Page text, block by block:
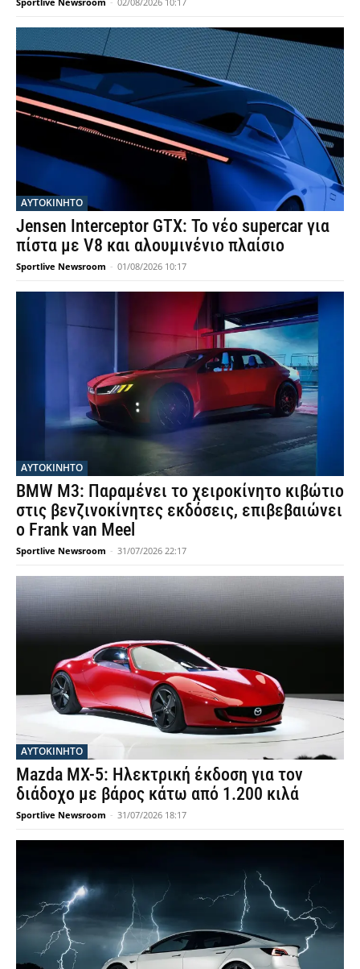
ΑΥΤΟΚΙΝΗΤΟ
Jensen Interceptor GTX: Το νέο supercar για
πίστα με V8 και αλουμινένιο πλαίσιο
Sportlive Newsroom - 01/08/2026 10:17
ΑΥΤΟΚΙΝΗΤΟ
BMW M3: Παραμένει το χειροκίνητο κιβώτιο
στις βενζινοκίνητες εκδόσεις, επιβεβαιώνει
ο Frank van Meel
Sportlive Newsroom - 31/07/2026 22:17
ΑΥΤΟΚΙΝΗΤΟ
Mazda MX-5: Ηλεκτρική έκδοση για τον
διάδοχο με βάρος κάτω από 1.200 κιλά
Sportlive Newsroom - 31/07/2026 18:17